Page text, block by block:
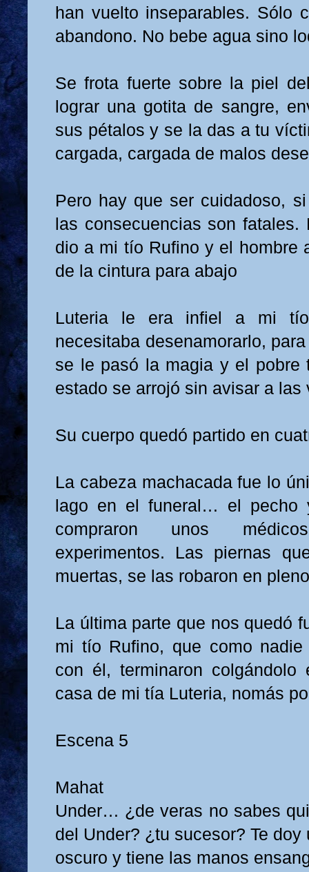
han vuelto inseparables. Sólo
abandono. No bebe agua sino
Se frota fuerte sobre la piel
lograr una gotita de sangre,
sus pétalos y se la das a tu
cargada, cargada de malos
Pero hay que ser cuidadoso,
las consecuencias son
dio a mi tío Rufino y el hombre
de la cintura para abajo
Luteria le era infiel a mi
necesitaba desenamorarlo,
se le pasó la magia y el pobre
estado se arrojó sin avisar a las
Su cuerpo quedó partido en
La cabeza machacada fue lo
lago en el funeral… el pecho
compraron unos
experimentos. Las piernas
muertas, se las robaron en
La última parte que nos quedó
mi tío Rufino, que como
con él, terminaron
casa de mi tía Luteria, nomás
Escena 5
Mahat
Under… ¿de veras no sabes
del Under? ¿tu sucesor? Te
oscuro y tiene las manos